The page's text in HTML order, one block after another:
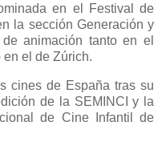
en el Festival de
la sección Generación y
animación tanto en el
el de Zúrich.
cines de España tras su
de la SEMINCI y la
de Cine Infantil de